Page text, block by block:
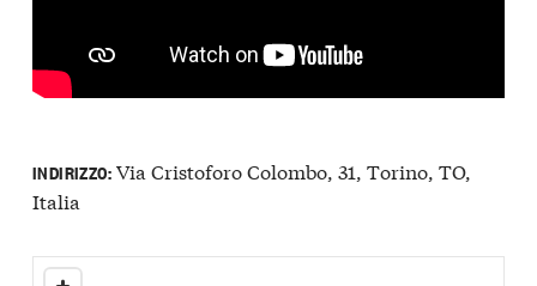
INDIRIZZO:Via Cristoforo Colombo, 31, Torino, TO,
Italia